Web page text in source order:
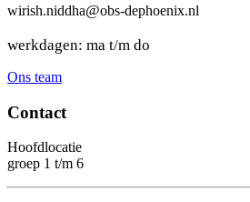
wirish.niddha@obs-dephoenix.nl
werkdagen: ma t/m do
Ons team
Contact
Hoofdlocatie
groep 1 t/m 6